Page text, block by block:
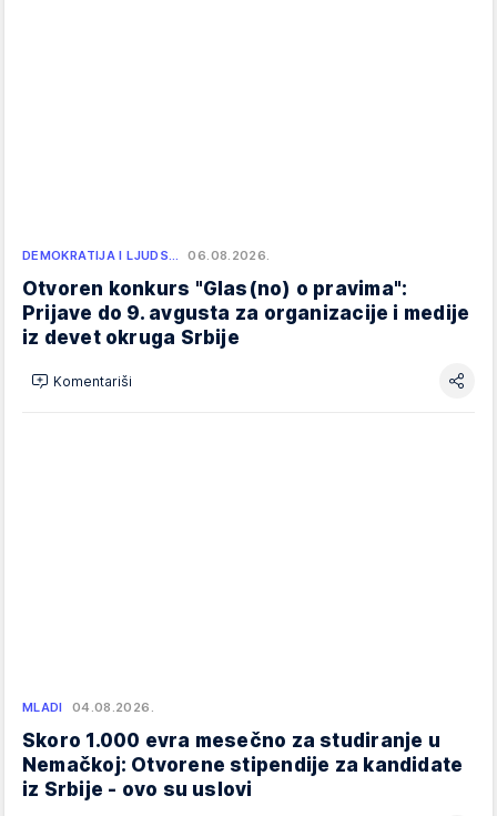
DEMOKRATIJA I LJUDS… 06.08.2026.
Otvoren konkurs "Glas(no) o pravima":
Prijave do 9. avgusta za organizacije i medije
iz devet okruga Srbije
Komentariši
MLADI 04.08.2026.
Skoro 1.000 evra mesečno za studiranje u
Nemačkoj: Otvorene stipendije za kandidate
iz Srbije - ovo su uslovi